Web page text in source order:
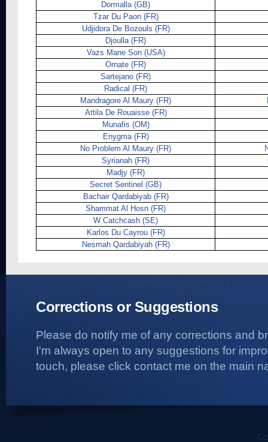
Dormalla (GB)
Tzar Du Paon (FR)
Udjidora De Bozouls (FR)
Djoulla (FR)
Vazs Mane Son (USA)
Ornate (FR)
Sartejano (FR)
Radical (FR)
Mandragore Al Maury (FR)
Attila De Rouaisse (FR)
Munafis (OM)
Enygma (FR)
No Problem Al Maury (FR)
Syrianah (FR)
Madjy (FR)
Secret Sentinel (GB)
Bachair Qardabiyab (FR)
Shammat Al Hosn (FR)
W Catchcash (SE)
Karlos Du Cayrou (FR)
Nesmah Qardabiyah (FR)
Corrections or Suggestions
Please do notify me of any corrections and
I'm always open to any suggestions for
touch, please click contact me on the main